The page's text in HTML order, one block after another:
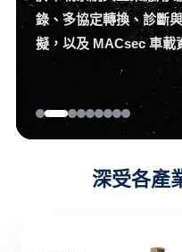
握運輸與場域環境狀態。
深受各產